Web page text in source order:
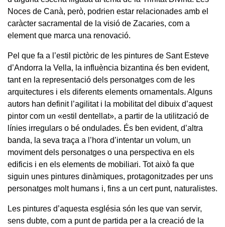
Noces de Canà, però, podrien estar relacionades amb el
caràcter sacramental de la visió de Zacaries, com a
element que marca una renovació.
Pel que fa a l’estil pictòric de les pintures de Sant Esteve
d’Andorra la Vella, la influència bizantina és ben evident,
tant en la representació dels personatges com de les
arquitectures i els diferents elements ornamentals. Alguns
autors han definit l’agilitat i la mobilitat del dibuix d’aquest
pintor com un «estil dentellat», a partir de la utilització de
línies irregulars o bé ondulades. És ben evident, d’altra
banda, la seva traça a l’hora d’intentar un volum, un
moviment dels personatges o una perspectiva en els
edificis i en els elements de mobiliari. Tot això fa que
siguin unes pintures dinàmiques, protagonitzades per uns
personatges molt humans i, fins a un cert punt, naturalistes.
Les pintures d’aquesta església són les que van servir,
sens dubte, com a punt de partida per a la creació de la